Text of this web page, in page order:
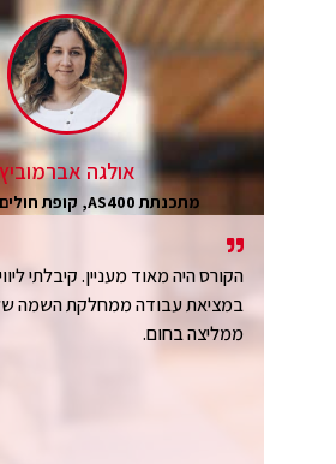
אולגה אברמוביץ
מתכנתת AS400, קופת חולים מאוחדת
הקורס היה מאוד מעניין. קיבלתי
במציאת עבודה ממחלקת השמה של
ממליצה בחום.